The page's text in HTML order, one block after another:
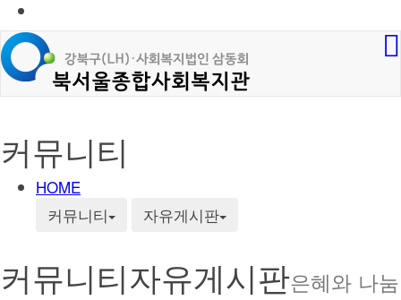
커뮤니티
HOME
커뮤니티
자유게시판
커뮤니티자유게시판은혜와 나눔